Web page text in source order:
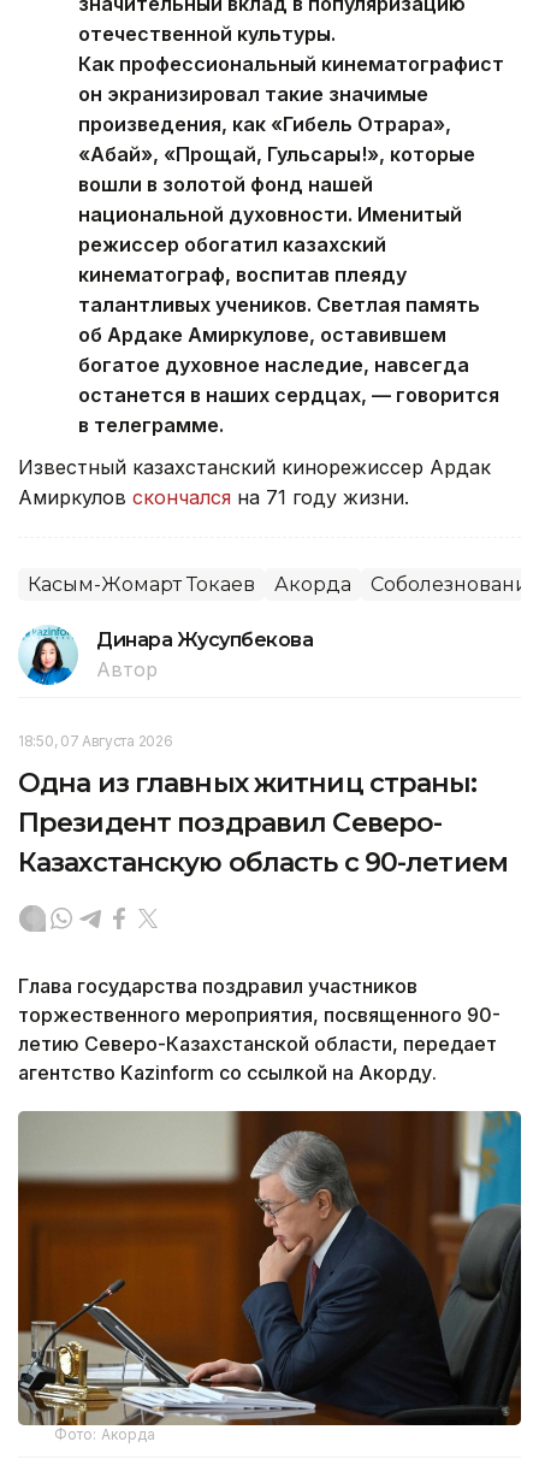
отечественной культуры.
Как профессиональный кинематографист
он экранизировал такие значимые
произведения, как «Гибель Отрара»,
«Абай», «Прощай, Гульсары!», которые
вошли в золотой фонд нашей
национальной духовности. Именитый
режиссер обогатил казахский
кинематограф, воспитав плеяду
талантливых учеников. Светлая память
об Ардаке Амиркулове, оставившем
богатое духовное наследие, навсегда
останется в наших сердцах, — говорится
в телеграмме.
Известный казахстанский кинорежиссер Ардак
Амиркулов скончался на 71 году жизни.
Касым-Жомарт Токаев Акорда
Динара Жусупбекова
Автор
18:50, 07 Августа 2026
Одна из главных житниц страны:
Президент поздравил Северо-
Казахстанскую область с 90-летием
Глава государства поздравил участников
торжественного мероприятия, посвященного 90-
летию Северо-Казахстанской области, передает
агентство Kazinform со ссылкой на Акорду.
Фото: Акорда